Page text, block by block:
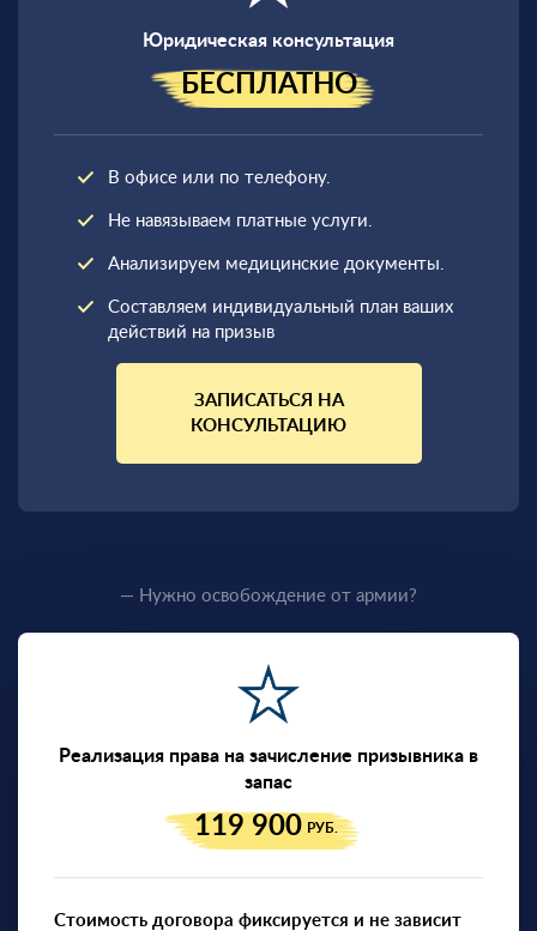
Юридическая консультация
БЕСПЛАТНО
В офисе или по телефону.
Не навязываем платные услуги.
Анализируем медицинские документы.
Составляем индивидуальный план ваших
действий на призыв
ЗАПИСАТЬСЯ НА
КОНСУЛЬТАЦИЮ
— Нужно освобождение от армии?
Реализация права на зачисление призывника в
запас
119 900 РУБ.
Стоимость договора фиксируется и не зависит